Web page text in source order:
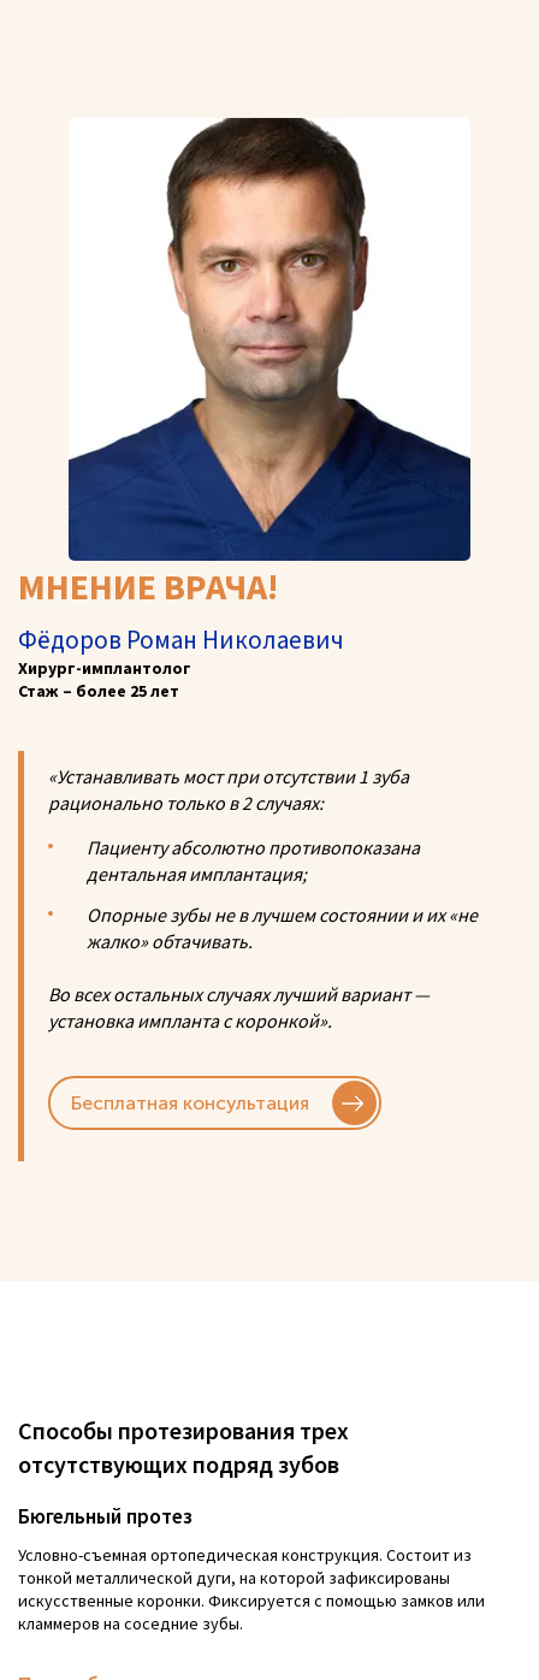
МНЕНИЕ ВРАЧА!
Фёдоров Роман Николаевич
Хирург-имплантолог
Стаж – более 25 лет
«Устанавливать мост при отсутствии 1 зуба
рационально только в 2 случаях:
Пациенту абсолютно противопоказана
дентальная имплантация;
Опорные зубы не в лучшем состоянии и их «не
жалко» обтачивать.
Во всех остальных случаях лучший вариант —
установка импланта с коронкой».
Бесплатная консультация
Способы протезирования трех
отсутствующих подряд зубов
Бюгельный протез
Условно-съемная ортопедическая конструкция. Состоит из
тонкой металлической дуги, на которой зафиксированы
искусственные коронки. Фиксируется с помощью замков или
кламмеров на соседние зубы.